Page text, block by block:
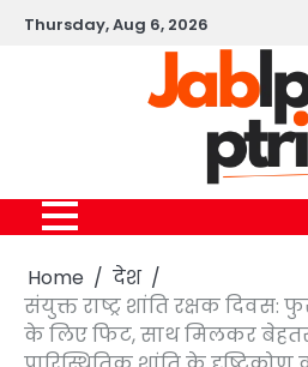
SkipThursday, Aug 6, 2026
Home
देश
संयुक्त राष्ट्र शांति रक्षक दिवस:
के लिए फिट, साथ मिलकर